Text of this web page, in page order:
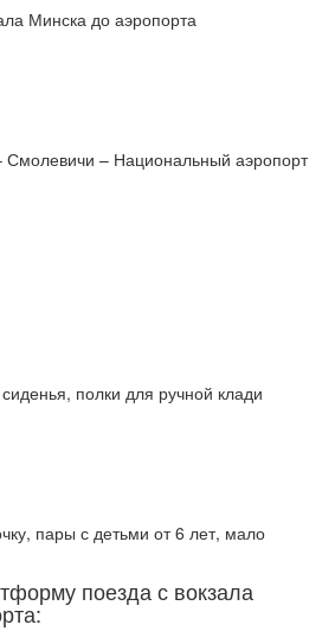
Минска до аэропорта
Смолевичи – Национальный аэропорт
полки для ручной клади
пары с детьми от 6 лет, мало
поезда с вокзала